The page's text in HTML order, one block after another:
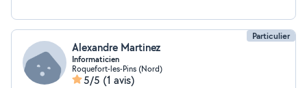
Particulier
Alexandre Martinez
Informaticien
Roquefort-les-Pins (Nord)
5/5 (1 avis)